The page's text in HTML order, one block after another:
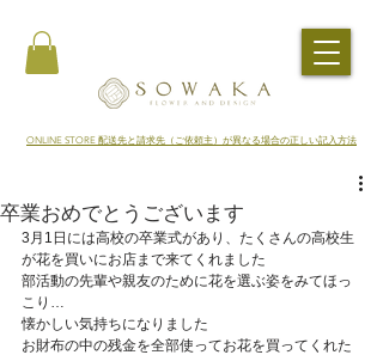
​ONLINE STORE 配送先と請求先（ご依頼主）が異なる場合の正しい記入方法
卒業おめでとうございます
3月1日には高校の卒業式があり、たくさんの高校生
が花を買いにお店まで来てくれました
部活動の先輩や親友のために花を選ぶ姿をみてほっ
こり…
懐かしい気持ちになりました
お財布の中の残金を全部使ってお花を買ってくれた